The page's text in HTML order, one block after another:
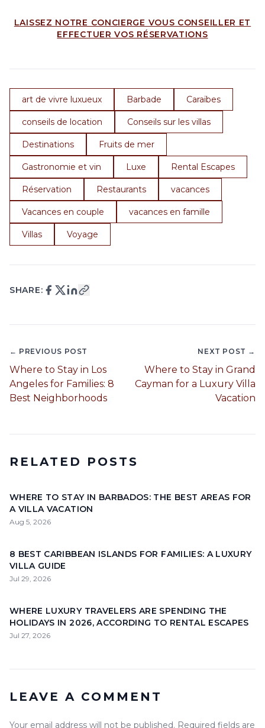
LAISSEZ NOTRE CONCIERGE VOUS CONSEILLER ET
EFFECTUER VOS RÉSERVATIONS
art de vivre luxueux Barbade Caraïbes
conseils de location Conseils sur les villas
Destinations Fruits de mer
Gastronomie et vin Luxe Rental Escapes
Réservation Restaurants vacances
Vacances en couple vacances en famille
Villas Voyage
SHARE:
← PREVIOUS POST
Where to Stay in Los
Angeles for Families: 8
Best Neighborhoods
NEXT POST →
Where to Stay in Grand
Cayman for a Luxury Villa
Vacation
RELATED POSTS
WHERE TO STAY IN BARBADOS: THE BEST AREAS FOR
A VILLA VACATION
Aug 5, 2026
8 BEST CARIBBEAN ISLANDS FOR FAMILIES: A LUXURY
VILLA GUIDE
Jul 29, 2026
WHERE LUXURY TRAVELERS ARE SPENDING THE
HOLIDAYS IN 2026, ACCORDING TO RENTAL ESCAPES
Jul 27, 2026
LEAVE A COMMENT
Your email address will not be published. Required fields are